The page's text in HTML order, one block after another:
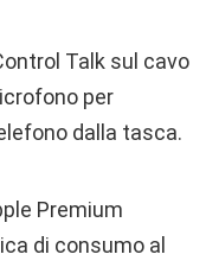
Talk sul cavo
per
dalla tasca.
Premium
di consumo al